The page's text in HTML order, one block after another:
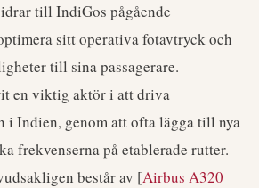
till IndiGos pågående
sitt operativa fotavtryck och
till sina passagerare.
en viktig aktör i att driva
i Indien, genom att ofta lägga till nya
frekvenserna på etablerade rutter.
består av [Airbus A320